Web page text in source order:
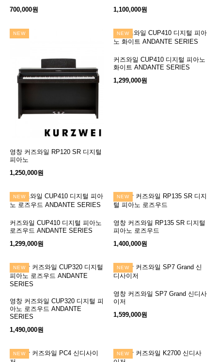
700,000원
1,100,000원
장바구니
NEW
영창 커즈와일 RP120 SR 디지털
피아노
1,250,000원
장바구니
NEW
커즈와일 CUP410 디지털 피아노
화이트 ANDANTE SERIES
1,299,000원
장바구니
NEW
커즈와일 CUP410 디지털 피아노
로즈우드 ANDANTE SERIES
1,299,000원
장바구니
NEW
영창 커즈와일 RP135 SR 디지털
피아노 로즈우드
1,400,000원
장바구니
NEW
영창 커즈와일 CUP320 디지털 피
아노 로즈우드 ANDANTE
SERIES
1,490,000원
장바구니
NEW
영창 커즈와일 SP7 Grand 신디사
이저
1,599,000원
NEW NEW